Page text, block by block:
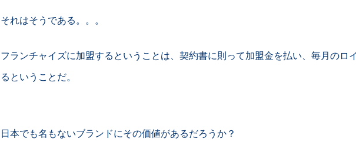
それはそうである。。。
フランチャイズに加盟するということは、契約書に則って加盟金を払い、毎月のロ
るということだ。
日本でも名もないブランドにその価値があるだろうか？